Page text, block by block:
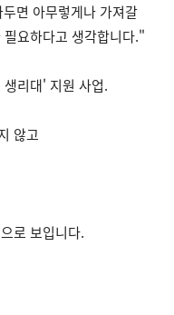
면 아무렇게나 가져갈
요하다고 생각합니다."
리대' 지원 사업.
않고
로 보입니다.